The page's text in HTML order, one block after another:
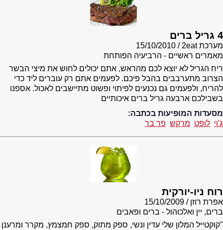
4 גריל ברים
מערכת 2eat
15/10/2010
מאמרים ראשיים - הרביעיה הפותחת
ריח הגריל לא יוצא לכם מהראש, אתם יכולים לחוש את מיצי הבשר
הצרוב מתערבבים בהבל פיכם. לפעמים אתם רק עוברים ליד כדי
להריח, ולפעמים גם נכנעים לפיתוי ופשוט מתיישבים לאכול. אספנו
בשבילכם ארבעה גריל ברים איכותיים
מסעדות המופיעות בכתבה:
ג'וי לופט מרקש פר בר
רוח ניו-יורקית
אפרת רוזן
15/10/2009
ברים, יין ואלכוהול - ברים ופאבים
"קוקטייל המלון שלי עדין ונשי, ספק מתוק, ספק חמצמץ, מקרר ומרענן